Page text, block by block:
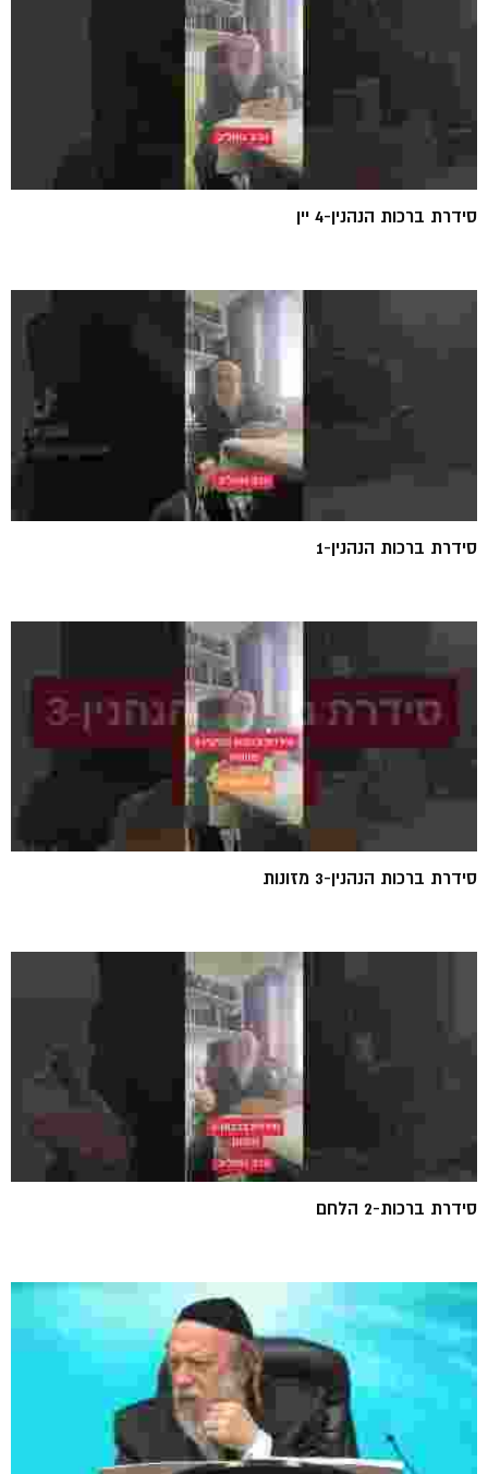
סידרת ברכות הנהנין-4 יין
סידרת ברכות הנהנין-1
סידרת ברכות הנהנין-3 מזונות
סידרת ברכות-2 הלחם